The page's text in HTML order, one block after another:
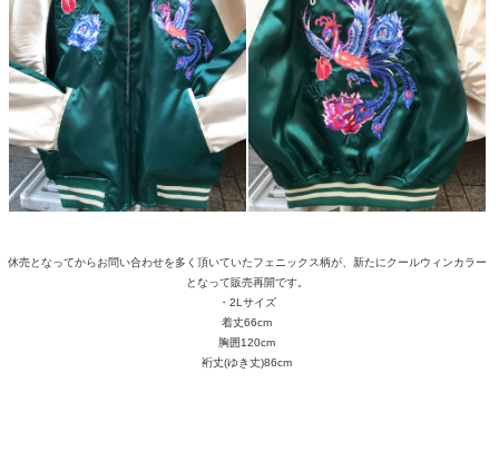
休売となってからお問い合わせを多く頂いていたフェニックス柄が、新たにクールウィンカラー
となって販売再開です。
・2Lサイズ
着丈66cm
胸囲120cm
裄丈(ゆき丈)86cm